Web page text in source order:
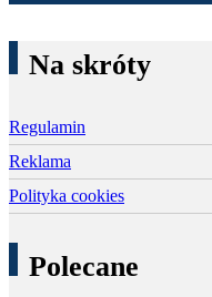
Na skróty
Regulamin
Reklama
Polityka cookies
Polecane